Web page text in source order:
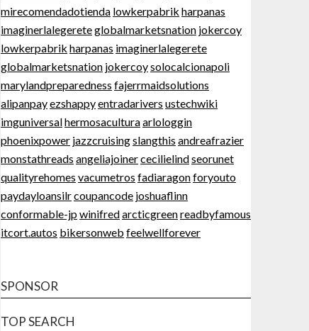
mirecomendadotienda lowkerpabrik harpanas
imaginerlalegereteglobalmarketsnation jokercoy
lowkerpabrik harpanas imaginerlalegerete
globalmarketsnation jokercoysolocalcionapoli
marylandpreparedness fajerrmaidsolutions
alipanpayezshappyentradarivers ustechwiki
imguniversalhermosaculturaarlologgin
phoenixpower jazzcruisingslangthis andreafrazier
monstathreads angeliajoinercecilielindseorunet
qualityrehomes vacumetros fadiaragonforyouto
paydayloansilrcoupancode joshuaflinn
conformable-jpwinifredarcticgreenreadbyfamous
itcort.autos bikersonweb feelwellforever
SPONSOR
TOP SEARCH